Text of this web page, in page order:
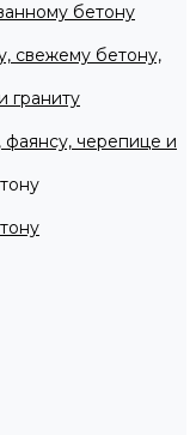
бетону
свежему бетону,
граниту
черепице и